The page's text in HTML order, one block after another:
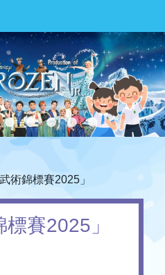
術錦標賽2025」
標賽2025」